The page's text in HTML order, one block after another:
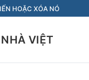
HOẶC XÓA NÓ
VIỆT